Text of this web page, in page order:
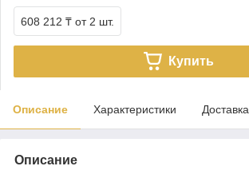
608 212 ₸ от 2 шт.
Купить
Описание Характеристики Доставка
Описание